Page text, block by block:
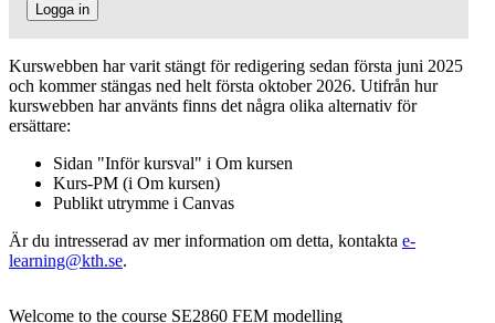
Logga in
Kurswebben har varit stängt för redigering sedan första juni 2025
och kommer stängas ned helt första oktober 2026. Utifrån hur
kurswebben har använts finns det några olika alternativ för
ersättare:
Sidan "Inför kursval" i Om kursen
Kurs-PM (i Om kursen)
Publikt utrymme i Canvas
Är du intresserad av mer information om detta, kontakta e-
learning@kth.se.
Welcome to the course SE2860 FEM modelling